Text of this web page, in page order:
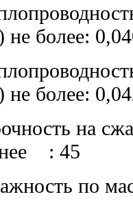
не более:
не более:
на
: 45
по